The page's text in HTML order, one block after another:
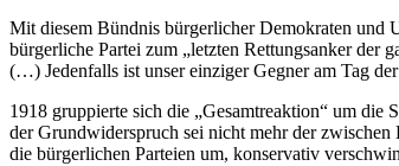
Mit diesem Bündnis bürgerlicher Demokraten und
bürgerliche Partei zum „letzten Rettungsanker der
(…) Jedenfalls ist unser einziger Gegner am Tag
1918 gruppierte sich die „Gesamtreaktion“ um
der Grundwiderspruch sei nicht mehr der
die bürgerlichen Parteien um, konservativ